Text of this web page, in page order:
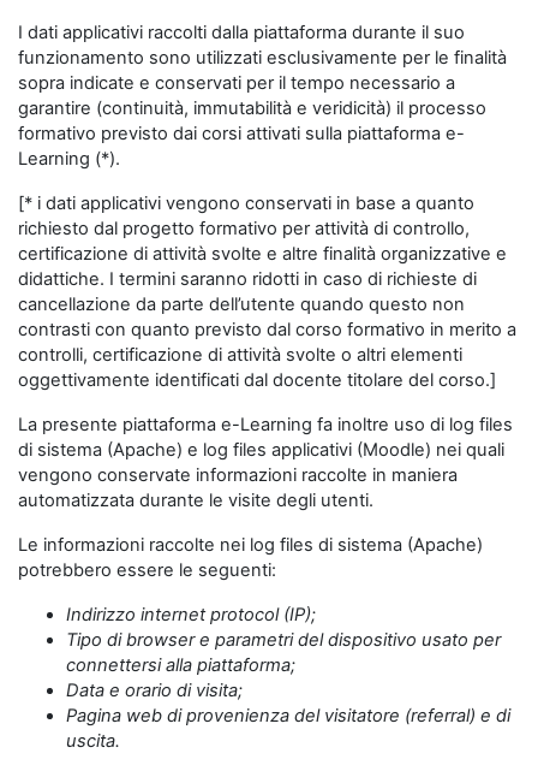
I dati applicativi raccolti dalla piattaforma durante il suo
funzionamento sono utilizzati esclusivamente per le finalità
sopra indicate e conservati per il tempo necessario a
garantire (continuità, immutabilità e veridicità) il processo
formativo previsto dai corsi attivati sulla piattaforma e-
Learning (*).
[* i dati applicativi vengono conservati in base a quanto
richiesto dal progetto formativo per attività di controllo,
certificazione di attività svolte e altre finalità organizzative e
didattiche. I termini saranno ridotti in caso di richieste di
cancellazione da parte dell’utente quando questo non
contrasti con quanto previsto dal corso formativo in merito a
controlli, certificazione di attività svolte o altri elementi
oggettivamente identificati dal docente titolare del corso.]
La presente piattaforma e-Learning fa inoltre uso di log files
di sistema (Apache) e log files applicativi (Moodle) nei quali
vengono conservate informazioni raccolte in maniera
automatizzata durante le visite degli utenti.
Le informazioni raccolte nei log files di sistema (Apache)
potrebbero essere le seguenti:
Indirizzo internet protocol (IP);
Tipo di browser e parametri del dispositivo usato per
connettersi alla piattaforma;
Data e orario di visita;
Pagina web di provenienza del visitatore (referral) e di
uscita.